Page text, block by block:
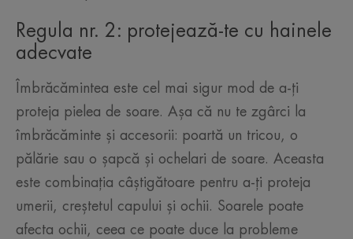
Regula nr. 2: protejează-te cu hainele
adecvate
Îmbrăcămintea este cel mai sigur mod de a-ți
proteja pielea de soare. Așa că nu te zgârci la
îmbrăcăminte și accesorii: poartă un tricou, o
pălărie sau o șapcă și ochelari de soare. Aceasta
este combinația câștigătoare pentru a-ți proteja
umerii, creștetul capului și ochii. Soarele poate
afecta ochii, ceea ce poate duce la probleme